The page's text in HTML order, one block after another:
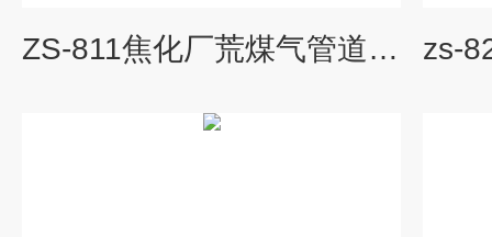
ZS-811焦化厂荒煤气管道耐高温防腐涂料